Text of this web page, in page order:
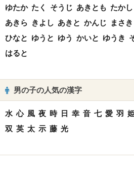
ゆたか たく そうじ あきとも たかし
あきら きよし あきと かんじ まさき
ひなと ゆうと ゆう かいと ゆうき
はると
男の子の人気の漢字
水 心 風 夜 時 日 幸 音 七 愛 羽
双 英 太 示 藤 光